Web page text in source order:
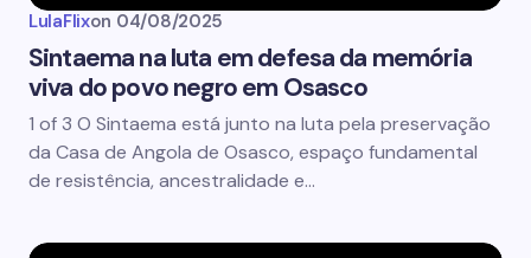
LulaFlixon 04/08/2025
Sintaema na luta em defesa da memória
viva do povo negro em Osasco
1 of 3 O Sintaema está junto na luta pela preservação
da Casa de Angola de Osasco, espaço fundamental
de resistência, ancestralidade e…